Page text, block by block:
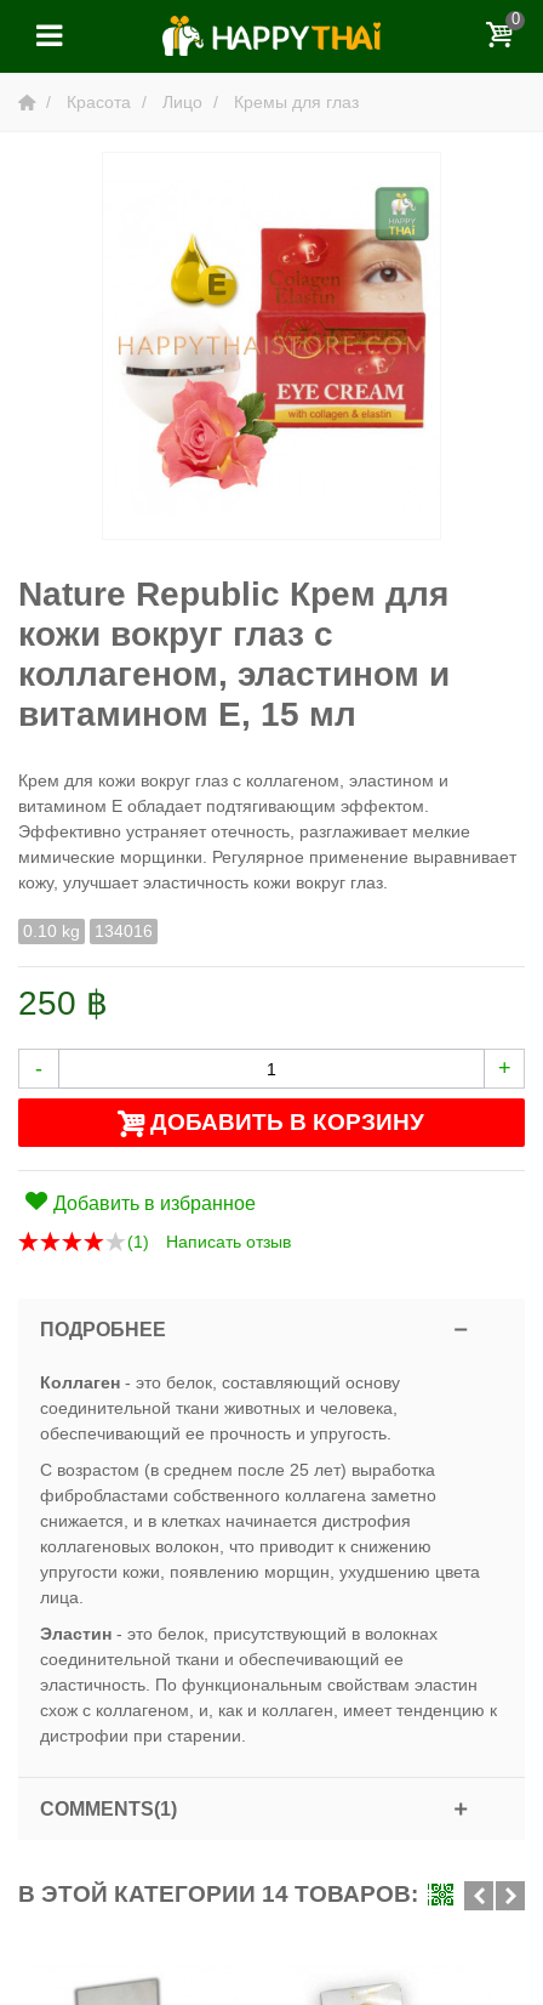
0
Красота Лицо Кремы для глаз
Nature Republic Крем для
кожи вокруг глаз с
коллагеном, эластином и
витамином Е, 15 мл
Крем для кожи вокруг глаз с коллагеном, эластином и
витамином Е обладает подтягивающим эффектом.
Эффективно устраняет отечность, разглаживает мелкие
мимические морщинки. Регулярное применение выравнивает
кожу, улучшает эластичность кожи вокруг глаз.
0.10 kg 134016
250 ฿
- +
ДОБАВИТЬ В КОРЗИНУ
Добавить в избранное
(1) Написать отзыв
ПОДРОБНЕЕ
Коллаген - это белок, составляющий основу
соединительной ткани животных и человека,
обеспечивающий ее прочность и упругость.
С возрастом (в среднем после 25 лет) выработка
фибробластами собственного коллагена заметно
снижается, и в клетках начинается дистрофия
коллагеновых волокон, что приводит к снижению
упругости кожи, появлению морщин, ухудшению цвета
лица.
Эластин - это белок, присутствующий в волокнах
соединительной ткани и обеспечивающий ее
эластичность. По функциональным свойствам эластин
схож с коллагеном, и, как и коллаген, имеет тенденцию к
дистрофии при старении.
COMMENTS(1)
В ЭТОЙ КАТЕГОРИИ 14 ТОВАРОВ: